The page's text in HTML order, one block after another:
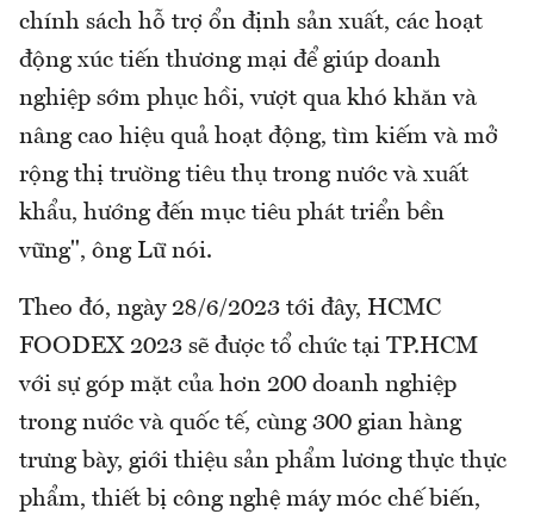
chính sách hỗ trợ ổn định sản xuất, các hoạt
động xúc tiến thương mại để giúp doanh
nghiệp sớm phục hồi, vượt qua khó khăn và
nâng cao hiệu quả hoạt động, tìm kiếm và mở
rộng thị trường tiêu thụ trong nước và xuất
khẩu, hướng đến mục tiêu phát triển bền
vững", ông Lữ nói.
Theo đó, ngày 28/6/2023 tới đây, HCMC
FOODEX 2023 sẽ được tổ chức tại TP.HCM
với sự góp mặt của hơn 200 doanh nghiệp
trong nước và quốc tế, cùng 300 gian hàng
trưng bày, giới thiệu sản phẩm lương thực thực
phẩm, thiết bị công nghệ máy móc chế biến,